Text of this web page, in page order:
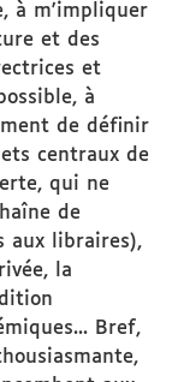
à m'impliquer
et des
et
à
de définir
centraux de
qui ne
de
aux libraires),
la
Bref,